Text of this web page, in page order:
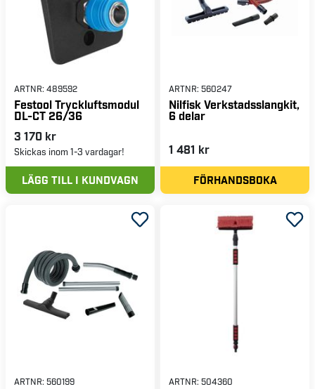
ARTNR: 489592
Festool Tryckluftsmodul
DL-CT 26/36
3 170 kr
Skickas inom 1-3 vardagar!
LÄGG TILL I KUNDVAGN
ARTNR: 560247
Nilfisk Verkstadsslangkit,
6 delar
1 481 kr
FÖRHANDSBOKA
ARTNR: 560199 ARTNR: 504360